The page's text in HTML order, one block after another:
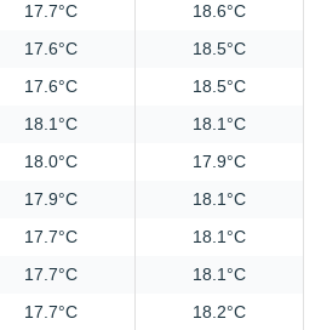
17.7°C
18.6°C
17.6°C
18.5°C
17.6°C
18.5°C
18.1°C
18.1°C
18.0°C
17.9°C
17.9°C
18.1°C
17.7°C
18.1°C
17.7°C
18.1°C
17.7°C
18.2°C